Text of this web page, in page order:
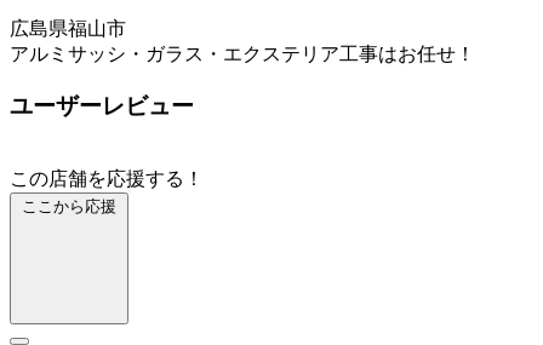
広島県福山市
アルミサッシ・ガラス・エクステリア工事はお任せ！
ユーザーレビュー
この店舗を応援する！
ここから応援